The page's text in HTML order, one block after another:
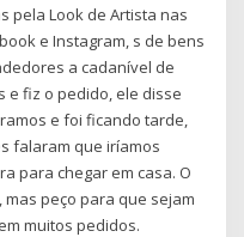
pela Look de Artista nas
e Instagram, s de bens
a cadanível de
e fiz o pedido, ele disse
e foi ficando tarde,
falaram que iríamos
para chegar em casa. O
peço para que sejam
muitos pedidos.